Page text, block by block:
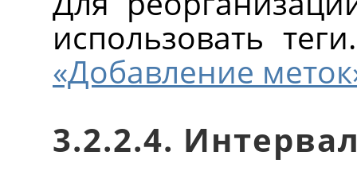
использовать
«Добавление
3.2.2.4.